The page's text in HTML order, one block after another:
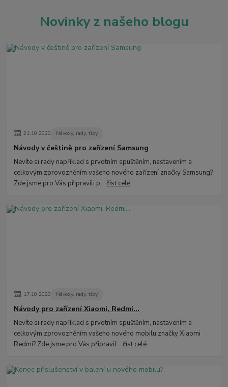
Novinky z našeho blogu
21.10.2023 Návody, rady, tipy
Návody v češtině pro zařízení Samsung
Nevíte si rady například s prvotním spuštěním, nastavením a
celkovým zprovozněním vašeho nového zařízení značky Samsung?
Zde jsme pro Vás připravili p...číst celé
17.10.2023 Návody, rady, tipy
Návody pro zařízení Xiaomi, Redmi...
Nevíte si rady například s prvotním spuštěním, nastavením a
celkovým zprovozněním vašeho nového mobilu značky Xiaomi
Redmi? Zde jsme pro Vás připravil...číst celé